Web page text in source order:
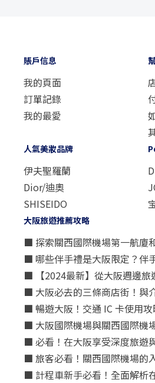
賬戶信息
我的頁面
訂單記錄
我的最愛
人氣美妝品牌
伊夫聖羅蘭
Dior/迪奧
SHISEIDO
大阪旅遊推薦攻略
■ 探索關西國際機場第一航廈
■ 哪些伴手禮是大阪限定？伴
■ 【2024最新】從大阪週邊旅
■ 大阪必去的三條商店街！與
■ 暢遊大阪！交通 IC 卡使用
■ 大阪國際機場與關西國際機
■ 必看！在大阪享受深度旅遊
■ 旅客必看！關西國際機場的
■ 計程車新手必看！全面解析